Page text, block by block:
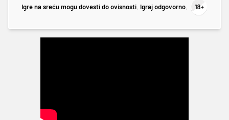
Igre na sreću mogu dovesti do ovisnosti. Igraj odgovorno.